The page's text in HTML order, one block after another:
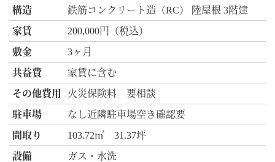
構造
鉄筋コンクリート造（RC） 陸屋根 3階建
家賃
200,000円（税込）
敷金
3ヶ月
共益費
家賃に含む
その他費用
火災保険料 要相談
駐車場
なし近隣駐車場空き確認要
間取り
103.72㎡ 31.37坪
設備
ガス・水洗